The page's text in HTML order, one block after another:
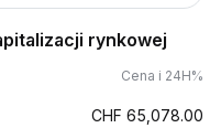
rynkowej
Cena i 24H%
CHF 65,078.00